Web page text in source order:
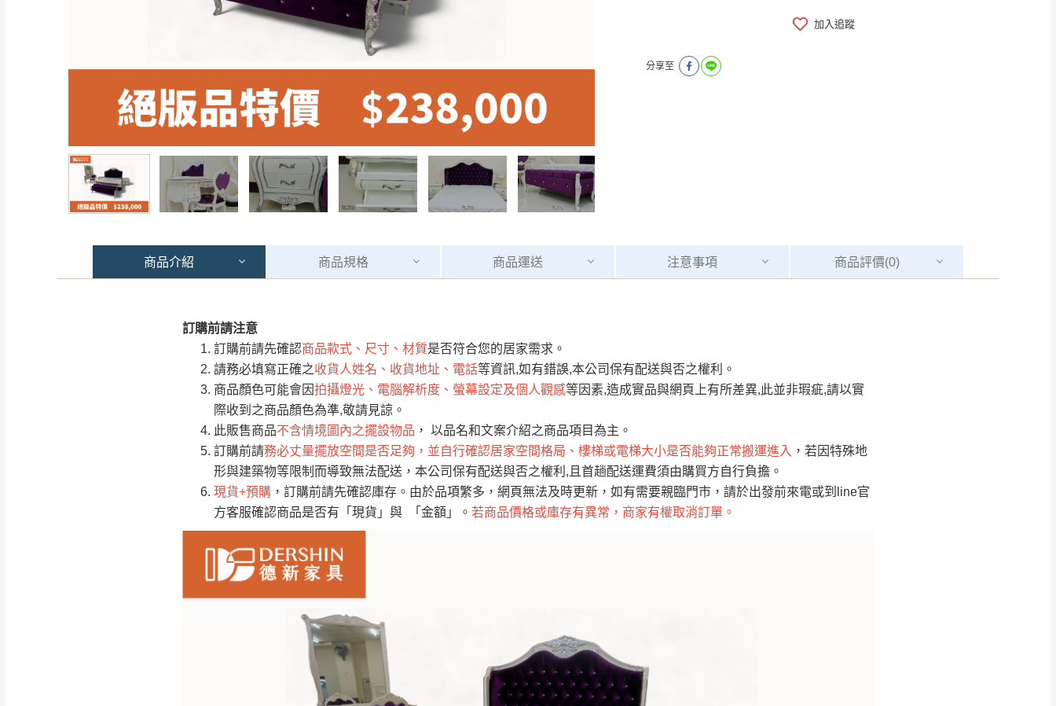
加入追蹤
分享至
商品介紹 商品規格 商品運送 注意事項 商品評價(0)
訂購前請注意
訂購前請先確認商品款式、尺寸、材質是否符合您的居家需求。
請務必填寫正確之收貨人姓名、收貨地址、電話等資訊,如有錯誤,本公司保有配送與否之權利。
商品顏色可能會因拍攝燈光、電腦解析度、螢幕設定及個人觀感等因素,造成實品與網頁上有所差異,此並非瑕疵,請以實
際收到之商品顏色為準,敬請見諒。
此販售商品不含情境圖內之擺設物品 ， 以品名和文案介紹之商品項目為主。
訂購前請務必丈量擺放空間是否足夠，並自行確認居家空間格局、樓梯或電梯大小是否能夠正常搬運進入 ，若因特殊地
形與建築物等限制而導致無法配送，本公司保有配送與否之權利,且首趟配送運費須由購買方自行負擔。
現貨+預購 ，訂購前請先確認庫存。由於品項繁多，網頁無法及時更新，如有需要親臨門市，請於出發前來電或到line官
方客服確認商品是否有「現貨」與 「金額」。 若商品價格或庫存有異常，商家有權取消訂單。
運 費 說 明
運送地區
桃園
＊A108產品另收運費
復興鄉
新竹
峨眉鄉、五峰鄉、橫山、北埔鄉、尖石
台北
新北
石碇、坪林、福隆、淡水山區、北投湖山
注意事項：
由於品項繁多，網頁無法及時更新，如有需要購買商品，請於出發前來電或到「官方Line客服」來信確
認商品是否有「現貨」與 「金額」。
若商品價格或庫存有異常，商家有權取消訂單。
接單後二日內(不含例假日)，我們客服會與您電話聯絡或E-Mail通知確認訂單。
（線上客服 LINE → @dershin）
下單前先詢問是否現貨，若未詢問下單後無現貨我們客服會再來電或E-Mail與您聯絡
（洽詢方式請搜尋 Line ID → @dershin）
運送範圍：限定北至基隆，南至苗栗，偏遠地區恕無法提供運送 (詳見運送規章)。
配送範圍：
素，導致無法配送，
保護物流人員的工作安全，賣家無提供吊掛服務，若需以吊車或其他的吊掛方式吊運，費用將由買方自
因大型傢俱有組裝、配送的問題，並非一般快速到貨商品，無法指定特定時間送達，司機當天到貨前皆
會再與您通知，讓你不用整天在家等貨，以節省您的寶貴時間。
全部 依評論高至低排列 依評論低至高排列 只顯示附上圖片